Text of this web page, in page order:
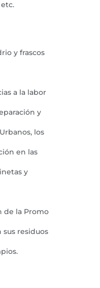
y frascos
a la labor
y
los
en las
y
de la Promo
sus residuos